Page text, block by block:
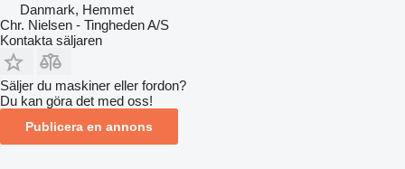
Danmark, Hemmet
Chr. Nielsen - Tingheden A/S
Kontakta säljaren
Säljer du maskiner eller fordon?
Du kan göra det med oss!
Publicera en annons